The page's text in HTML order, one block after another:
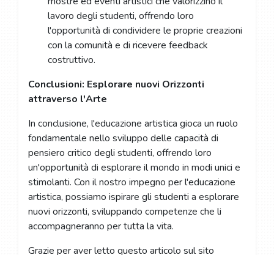
lavoro degli studenti, offrendo loro
l'opportunità di condividere le proprie creazioni
con la comunità e di ricevere feedback
costruttivo.
Conclusioni: Esplorare nuovi Orizzonti
attraverso l'Arte
In conclusione, l'educazione artistica gioca un ruolo
fondamentale nello sviluppo delle capacità di
pensiero critico degli studenti, offrendo loro
un'opportunità di esplorare il mondo in modi unici e
stimolanti. Con il nostro impegno per l'educazione
artistica, possiamo ispirare gli studenti a esplorare
nuovi orizzonti, sviluppando competenze che li
accompagneranno per tutta la vita.
Grazie per aver letto questo articolo sul sito